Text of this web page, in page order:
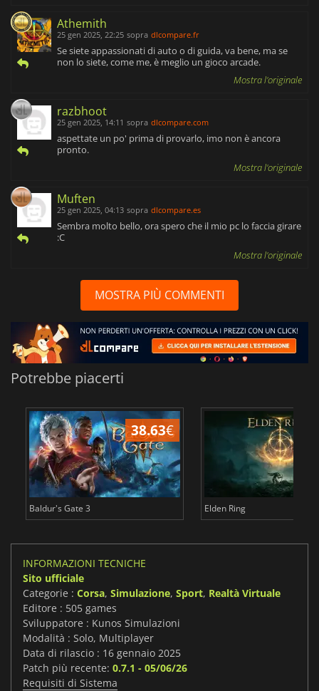
Athemith
25 gen 2025, 22:25 sopra dlcompare.fr
Se siete appassionati di auto o di guida, va bene, ma se
non lo siete, come me, è meglio un gioco arcade.
Mostra l'originale
razbhoot
25 gen 2025, 14:11 sopra dlcompare.com
aspettate un po' prima di provarlo, imo non è ancora
pronto.
Mostra l'originale
Muften
25 gen 2025, 04:13 sopra dlcompare.es
Sembra molto bello, ora spero che il mio pc lo faccia girare
:C
Mostra l'originale
MOSTRA PIÙ COMMENTI
Potrebbe piacerti
38.63€
Baldur's Gate 3 Elden Ring
INFORMAZIONI TECNICHE
Sito ufficiale
Categorie : Corsa, Simulazione, Sport, Realtà Virtuale
Editore : 505 games
Sviluppatore : Kunos Simulazioni
Modalità : Solo, Multiplayer
Data di rilascio : 16 gennaio 2025
Patch più recente: 0.7.1 - 05/06/26
Requisiti di Sistema